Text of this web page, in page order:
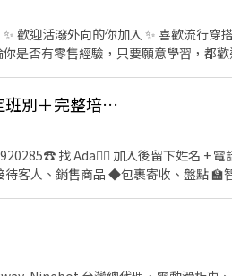
歡迎活潑外向的你加入 ✨ 喜歡流行穿
是否有零售經驗，只要願意學習，都
感 ✔ 無經驗可，有服務業或銷售經驗
勵 💰 服務期滿享有年假時數 ✦ 排班需
4小時 ⏰ 每週可提供20小時以上佳 ⏰
林口 新北市林口區南勢里文化三路一段356
的購物體驗！
林口🚀門市夥伴招募中! 想找穩定工作嗎⭐ 固定班別＋完整培訓＋油資補貼！
找 Ada🙋‍♀️ 加入後留下姓名 + 電
客人、銷售商品 ◆包裹寄收、盤點
獎金各區不同，個別面試可問 ◆台北
個別面試可問(津貼包含區域，班別
求‼️ ★需支援附近門市 🎉工作福利🎉